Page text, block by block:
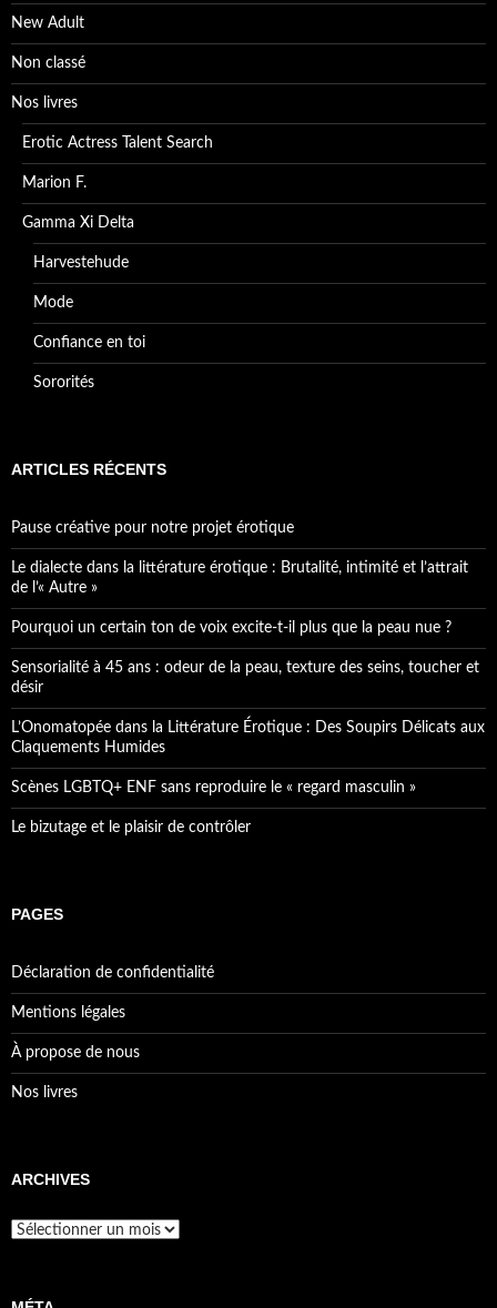
New Adult
Non classé
Nos livres
Erotic Actress Talent Search
Marion F.
Gamma Xi Delta
Harvestehude
Mode
Confiance en toi
Sororités
ARTICLES RÉCENTS
Pause créative pour notre projet érotique
Le dialecte dans la littérature érotique : Brutalité, intimité et l’attrait
de l’« Autre »
Pourquoi un certain ton de voix excite-t-il plus que la peau nue ?
Sensorialité à 45 ans : odeur de la peau, texture des seins, toucher et
désir
L’Onomatopée dans la Littérature Érotique : Des Soupirs Délicats aux
Claquements Humides
Scènes LGBTQ+ ENF sans reproduire le « regard masculin »
Le bizutage et le plaisir de contrôler
PAGES
Déclaration de confidentialité
Mentions légales
À propose de nous
Nos livres
ARCHIVES
Archives